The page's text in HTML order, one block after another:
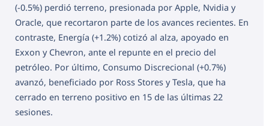
(-0.5%) perdió terreno, presionada por Apple, Nvidia y
Oracle, que recortaron parte de los avances recientes. En
contraste, Energía (+1.2%) cotizó al alza, apoyado en
Exxon y Chevron, ante el repunte en el precio del
petróleo. Por último, Consumo Discrecional (+0.7%)
avanzó, beneficiado por Ross Stores y Tesla, que ha
cerrado en terreno positivo en 15 de las últimas 22
sesiones.